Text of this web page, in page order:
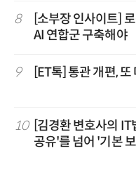
8
[소부장 인사이트]
AI 연합군 구축해야
9 [ET톡] 통관 개편,
10
[김경환 변호사의 IT
공유'를 넘어 '기본